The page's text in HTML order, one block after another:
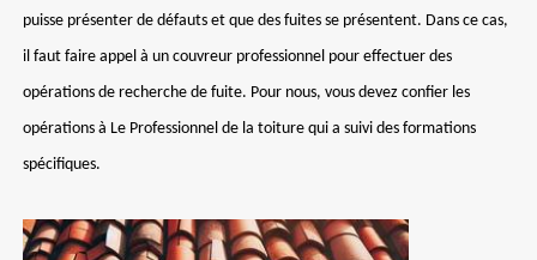
puisse présenter de défauts et que des fuites se présentent. Dans ce cas,
il faut faire appel à un couvreur professionnel pour effectuer des
opérations de recherche de fuite. Pour nous, vous devez confier les
opérations à Le Professionnel de la toiture qui a suivi des formations
spécifiques.